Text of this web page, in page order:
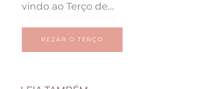
vindo ao Terço de…
REZAR O TERÇO